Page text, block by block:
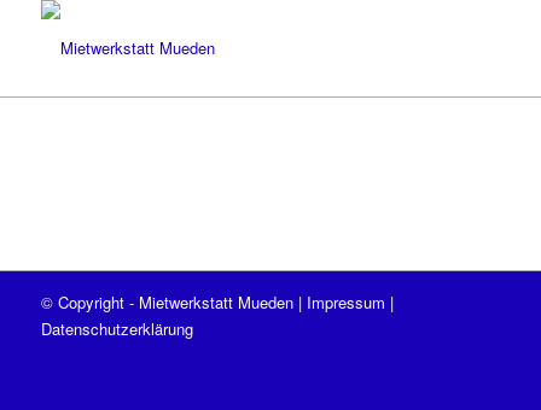
© Copyright - Mietwerkstatt Mueden |Impressum |
Datenschutzerklärung